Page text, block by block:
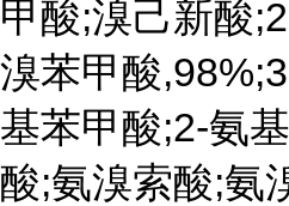
甲酸;溴己新酸
溴苯甲酸
基苯甲酸;2-氨
酸;氨溴索酸;氨